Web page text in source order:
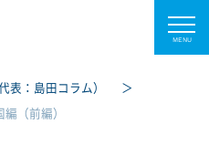
：島田コラム）
（前編）